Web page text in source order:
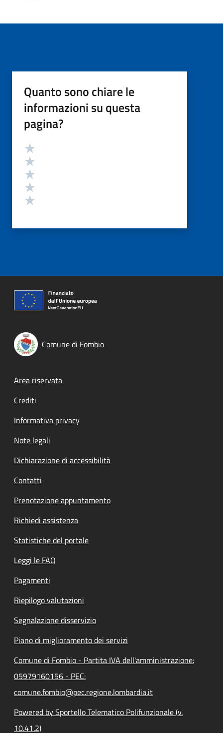
Quanto sono chiare le
informazioni su questa
pagina?
Valutazione
Comune di Fombio
Footer menu
Area riservata
Crediti
Informativa privacy
Note legali
Dichiarazione di accessibilità
Contatti
Prenotazione appuntamento
Richiedi assistenza
Statistiche del portale
Leggi le FAQ
Pagamenti
Riepilogo valutazioni
Segnalazione disservizio
Piano di miglioramento dei servizi
Comune di Fombio - Partita IVA dell'amministrazione:
05979160156 - PEC:
comune.fombio@pec.regione.lombardia.it
Powered by Sportello Telematico Polifunzionale (v.
10.41.2)